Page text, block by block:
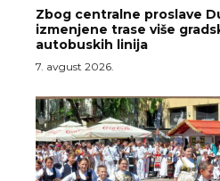
Zbog centralne proslave
izmenjene trase više
autobuskih linija
7. avgust 2026.